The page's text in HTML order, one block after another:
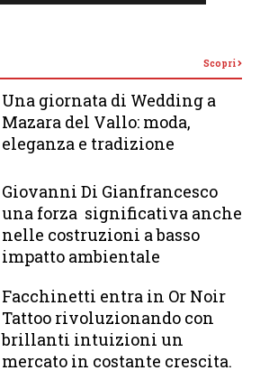
Scopri
Una giornata di Wedding a
Mazara del Vallo: moda,
eleganza e tradizione
Giovanni Di Gianfrancesco
una forza significativa anche
nelle costruzioni a basso
impatto ambientale
Facchinetti entra in Or Noir
Tattoo rivoluzionando con
brillanti intuizioni un
mercato in costante crescita.